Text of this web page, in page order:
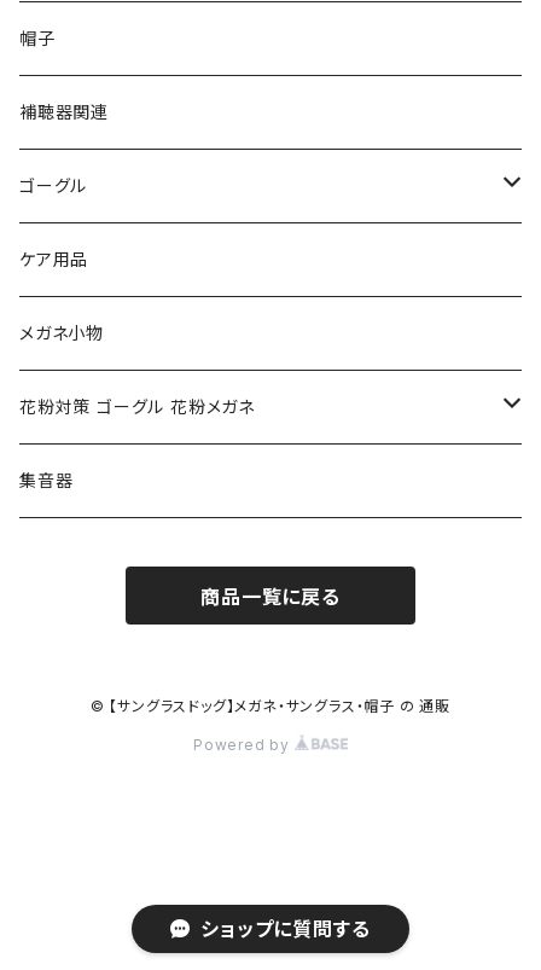
ショップに質問する
PAGE BOY ページボーイ
フルラ FURLA
トムフォード TOM FORD
NIKE ナイキ
クロエ chloe
ポリス POLICE
adidas アディダス
CHARME (シャルム)
OAkley オークリー
PAUL＆JOE ポール＆ジョー
VivienneWestwood ヴィヴィアン
FURLA フルラ
トムフォード TOM FORD
Oakley オークリー
renoma レノマ
RODEN STOCK ローデンストック
アーバンリサーチ URBAN RESEARCH
ポロ ラルフローレン Polo Ralph Lauren
ニューバランス NEWBALANCE
ポルシェデザイン PORSCHE DESIGN
エッシェンバッハ Eschenbach
PORSCHE DESIGN ポルシェデザイン
ルーペ
帽子
補聴器関連
ゴーグル
アックス AXE
花粉対策ゴーグル
度つき対応ゴーグル
コンバース CONVERSE
ケア用品
メガネ小物
花粉対策 ゴーグル 花粉メガネ
S-size
サングラス
集音器
商品一覧に戻る
© 【サングラスドッグ】メガネ・サングラス・帽子 の 通販
Powered by